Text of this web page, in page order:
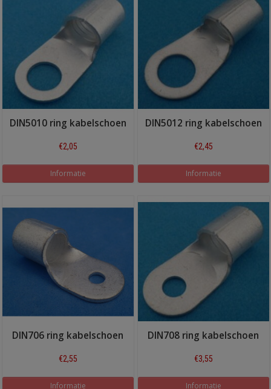
DIN5010 ring kabelschoen
€2,05
Informatie
DIN5012 ring kabelschoen
€2,45
Informatie
DIN706 ring kabelschoen
€2,55
Informatie
DIN708 ring kabelschoen
€3,55
Informatie